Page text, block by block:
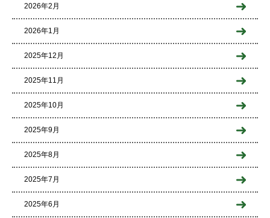
2026年2月
2026年1月
2025年12月
2025年11月
2025年10月
2025年9月
2025年8月
2025年7月
2025年6月